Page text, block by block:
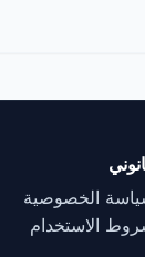
الخصوصية
الاستخدام